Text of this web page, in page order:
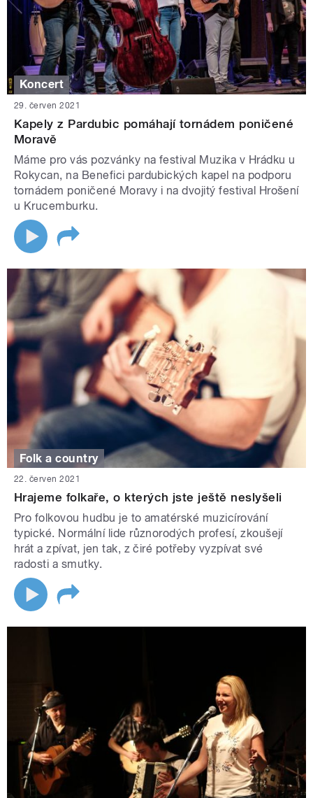
Koncert
29. červen 2021
Kapely z Pardubic pomáhají tornádem poničené
Moravě
Máme pro vás pozvánky na festival Muzika v Hrádku u
Rokycan, na Benefici pardubických kapel na podporu
tornádem poničené Moravy i na dvojitý festival Hrošení
u Krucemburku.
Folk a country
22. červen 2021
Hrajeme folkaře, o kterých jste ještě neslyšeli
Pro folkovou hudbu je to amatérské muzicírování
typické. Normální lide různorodých profesí, zkoušejí
hrát a zpívat, jen tak, z čiré potřeby vyzpívat své
radosti a smutky.